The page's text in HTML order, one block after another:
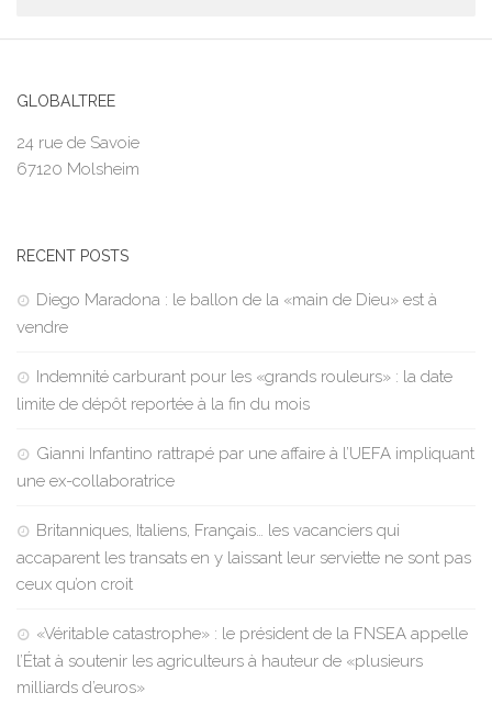
GLOBALTREE
24 rue de Savoie
67120 Molsheim
RECENT POSTS
Diego Maradona : le ballon de la «main de Dieu» est à
vendre
Indemnité carburant pour les «grands rouleurs» : la date
limite de dépôt reportée à la fin du mois
Gianni Infantino rattrapé par une affaire à l’UEFA impliquant
une ex-collaboratrice
Britanniques, Italiens, Français… les vacanciers qui
accaparent les transats en y laissant leur serviette ne sont pas
ceux qu’on croit
«Véritable catastrophe» : le président de la FNSEA appelle
l’État à soutenir les agriculteurs à hauteur de «plusieurs
milliards d’euros»